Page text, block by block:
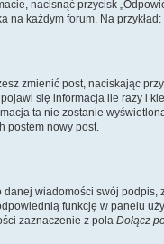
nacisnąć przycisk
każdym forum. Na
zmienić post, naciskając
się informacja ile razy i
ta nie zostanie
postem nowy post.
wiadomości swój podpis,
funkcję w panelu
zaznaczenie z pola Dołącz